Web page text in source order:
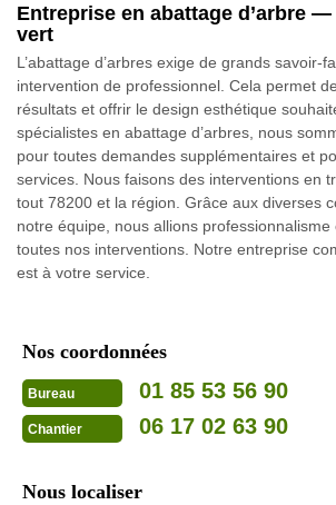
Entreprise en abattage d’arbre —
vert
L’abattage d’arbres exige de grands savoir-
intervention de professionnel. Cela permet
résultats et offrir le design esthétique
spécialistes en abattage d’arbres, nous
pour toutes demandes supplémentaires et
services. Nous faisons des interventions en
tout 78200 et la région. Grâce aux diverses
notre équipe, nous allions
toutes nos interventions. Notre entreprise
est à votre service.
Nos coordonnées
Bureau 01 85 53 56 90
Chantier 06 17 02 63 90
Nous localiser